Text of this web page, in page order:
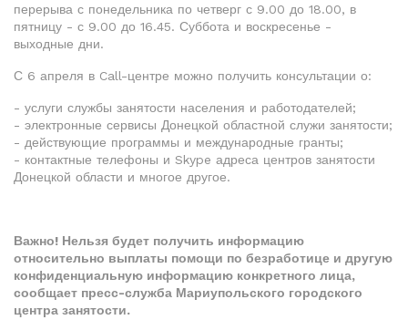
перерыва с понедельника по четверг с 9.00 до 18.00, в
пятницу - с 9.00 до 16.45. Суббота и воскресенье -
выходные дни.
С 6 апреля в Call-центре можно получить консультации о:
- услуги службы занятости населения и работодателей;
- электронные сервисы Донецкой областной служи занятости;
- действующие программы и международные гранты;
- контактные телефоны и Skype адреса центров занятости
Донецкой области и многое другое.
Важно! Нельзя будет получить информацию
относительно выплаты помощи по безработице и другую
конфиденциальную информацию конкретного лица,
сообщает пресс-служба Мариупольского городского
центра занятости.